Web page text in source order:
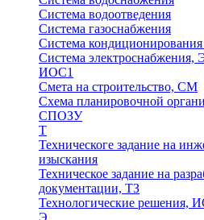
Система водоотведения
Система газоснабжения
Система кондиционирования
Система электроснабжения,
ИОС1
Смета на строительство, СМ
Схема планировочной
СПОЗУ
Т
Техническоге задание на
изыскания
Техническое задание на
документации, ТЗ
Технологические решения,
Э